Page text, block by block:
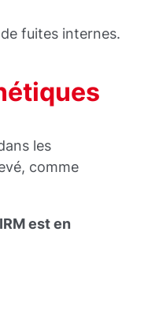
fuites internes.
les
comme
est en